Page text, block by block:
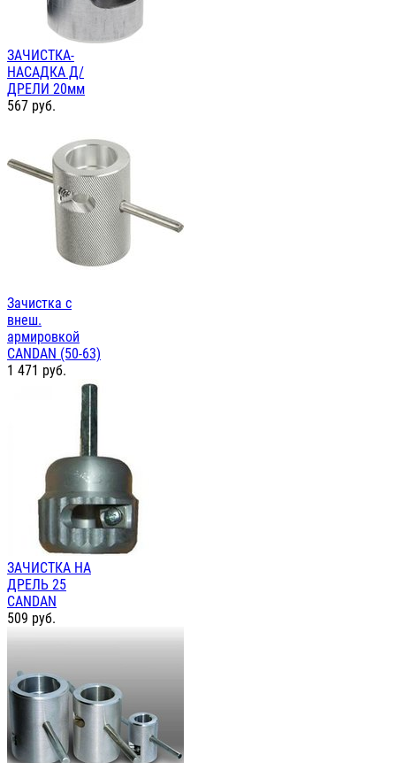
ЗАЧИСТКА-
НАСАДКА Д/
ДРЕЛИ 20мм
567 руб.
Зачистка с
внеш.
армировкой
CANDAN (50-63)
1 471 руб.
ЗАЧИСТКА НА
ДРЕЛЬ 25
CANDAN
509 руб.